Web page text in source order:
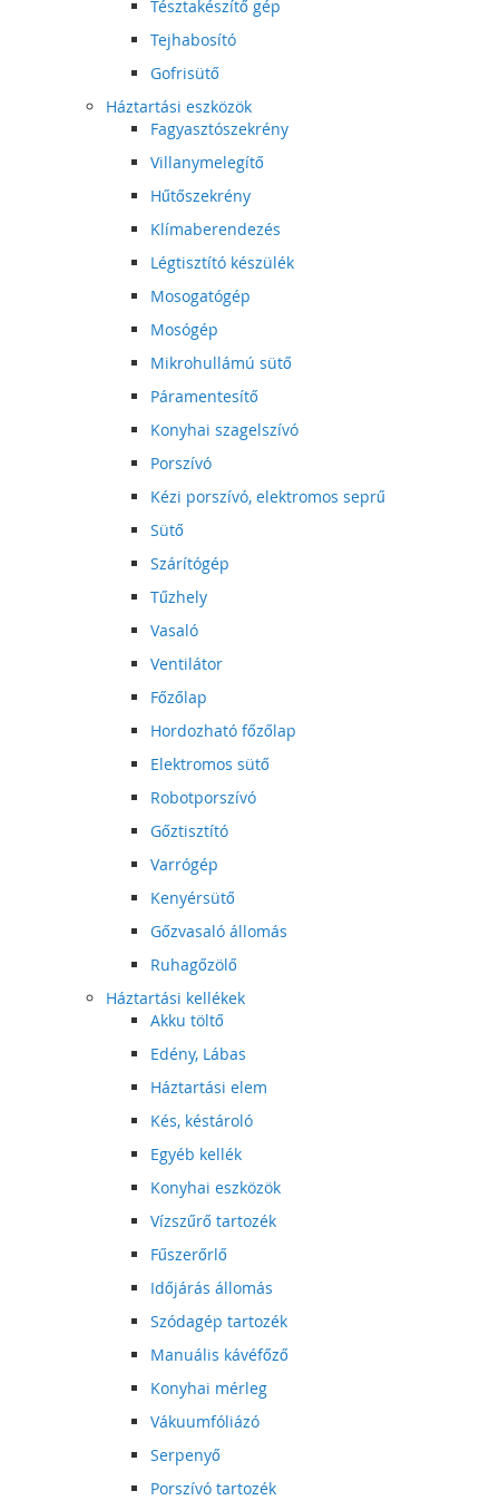
Tésztakészítő gép
Tejhabosító
Gofrisütő
Háztartási eszközök
Fagyasztószekrény
Villanymelegítő
Hűtőszekrény
Klímaberendezés
Légtisztító készülék
Mosogatógép
Mosógép
Mikrohullámú sütő
Páramentesítő
Konyhai szagelszívó
Porszívó
Kézi porszívó, elektromos seprű
Sütő
Szárítógép
Tűzhely
Vasaló
Ventilátor
Főzőlap
Hordozható főzőlap
Elektromos sütő
Robotporszívó
Gőztisztító
Varrógép
Kenyérsütő
Gőzvasaló állomás
Ruhagőzölő
Háztartási kellékek
Akku töltő
Edény, Lábas
Háztartási elem
Kés, késtároló
Egyéb kellék
Konyhai eszközök
Vízszűrő tartozék
Fűszerőrlő
Időjárás állomás
Szódagép tartozék
Manuális kávéfőző
Konyhai mérleg
Vákuumfóliázó
Serpenyő
Porszívó tartozék